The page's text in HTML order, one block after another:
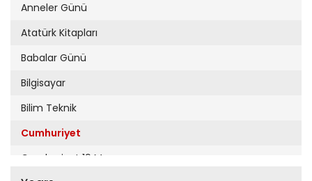
Anneler Günü
Atatürk Kitapları
Babalar Günü
Bilgisayar
Bilim Teknik
Cumhuriyet
Cumhuriyet 19 Mayıs